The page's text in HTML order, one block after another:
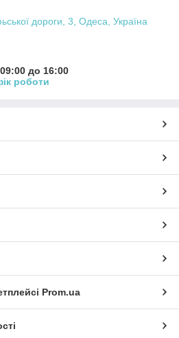
дороги, 3, Одеса, Україна
до 16:00
роботи
Prom.ua